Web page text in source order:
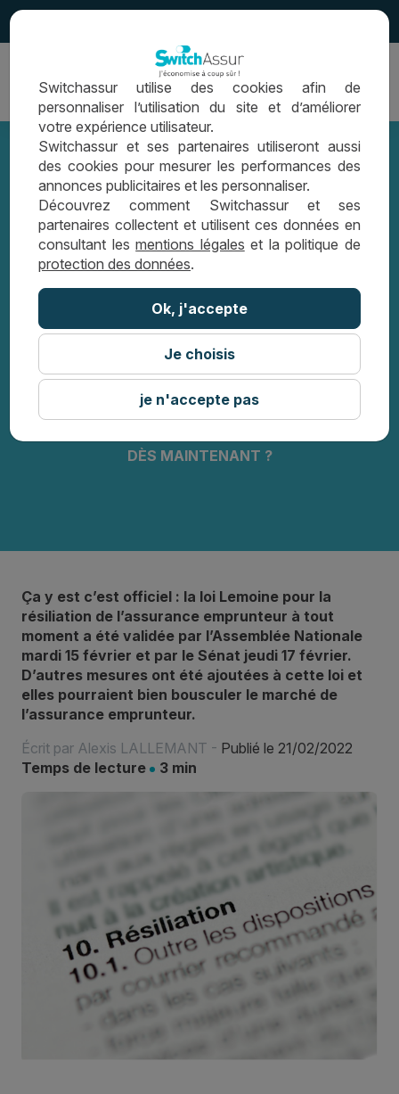
Ouvrir
navigation
La résiliation infra-annuelle validée
par le Parlement : pourquoi changer
son assurance emprunteur dès
maintenant ?
ACTUALITÉS & DÉCRYPTAGES
LA RÉSILIATION INFRA-ANNUELLE
VALIDÉE PAR LE PARLEMENT : POURQUOI
DÈS MAINTENANT ?
Ça y est c’est officiel : la loi Lemoine pour la
résiliation de l’assurance emprunteur à tout
moment a été validée par l’Assemblée Nationale
mardi 15 février et par le Sénat jeudi 17 février.
D’autres mesures ont été ajoutées à cette loi et
elles pourraient bien bousculer le marché de
l’assurance emprunteur.
Écrit par Alexis LALLEMANT - Publié le 21/02/2022
Temps de lecture
3 min
Switchassur utilise des cookies afin de
personnaliser l’utilisation du site et d’améliorer
votre expérience utilisateur.
Switchassur et ses partenaires utiliseront aussi
des cookies pour mesurer les performances des
annonces publicitaires et les personnaliser.
Découvrez comment Switchassur et ses
partenaires collectent et utilisent ces données en
consultant lesmentions légales et la politique de
protection des données.
Ok, j'accepte
Je choisis
je n'accepte pas